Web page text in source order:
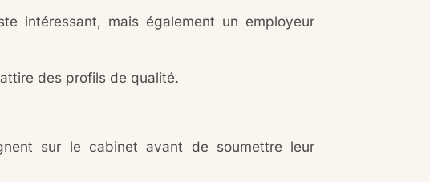
intéressant, mais également un employeur
des profils de qualité.
sur le cabinet avant de soumettre leur